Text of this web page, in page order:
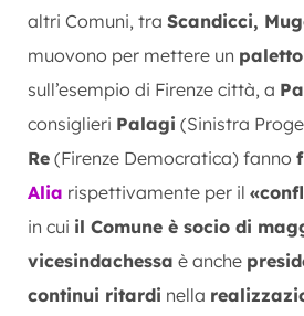
altri Comuni, tra Scandicci,
muovono per mettere un
sull’esempio di Firenze città, a
consiglieri Palagi (Sinistra
Re (Firenze Democratica) fanno
Alia rispettivamente per il
in cui il Comune è socio di
vicesindachessa è anche
continui ritardi nella